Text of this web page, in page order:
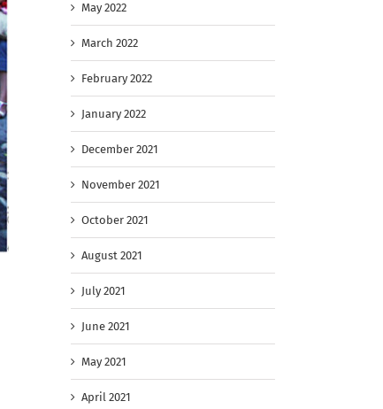
May 2022
March 2022
February 2022
January 2022
December 2021
November 2021
October 2021
August 2021
July 2021
June 2021
May 2021
April 2021